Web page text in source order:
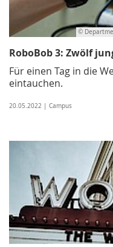
©
RoboBob 3: Zwölf
Für einen Tag in die
eintauchen.
20.05.2022 | Campus